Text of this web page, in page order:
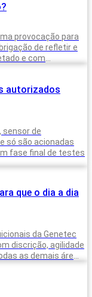
provocação para
de refletir e
e com
autorizados
sensor de
só são acionadas
fase final de testes
que o dia a dia
da Genetec
discrição, agilidade
as demais áreas